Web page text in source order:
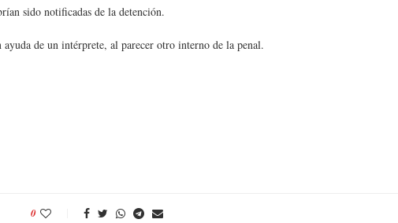
sido notificadas de la detención.
de un intérprete, al parecer otro interno de la penal.
0